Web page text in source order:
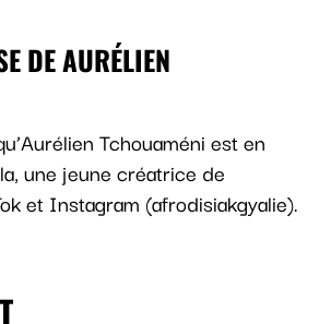
DE AURÉLIEN
Tchouaméni est en
une jeune créatrice de
et Instagram (afrodisiakgyalie).